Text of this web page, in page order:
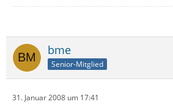
bme
Senior-Mitglied
31. Januar 2008 um 17:41